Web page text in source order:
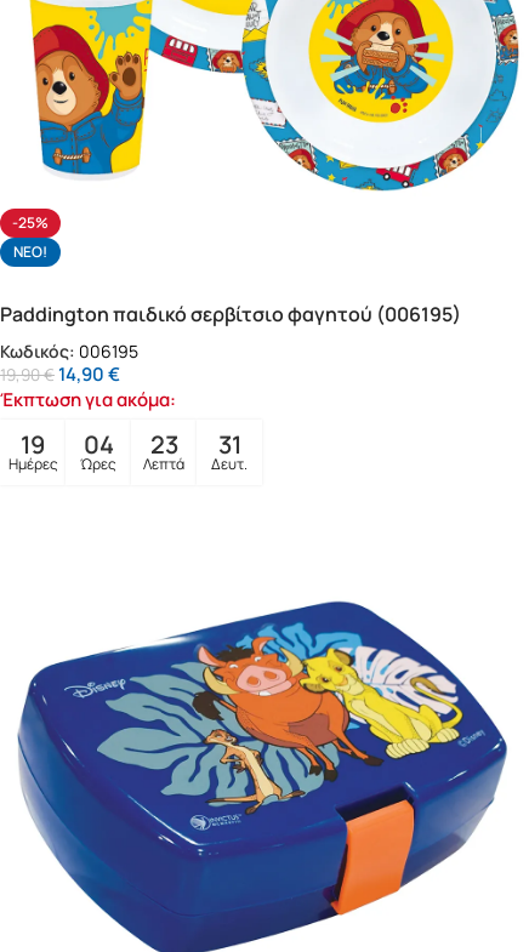
-25%
NΕΟ!
Paddington παιδικό σερβίτσιο φαγητού (006195)
Κωδικός: 006195
19,90€14,90€
Έκπτωση για ακόμα:
19
Ημέρες
04
Ώρες
23
Λεπτά
29
Δευτ.